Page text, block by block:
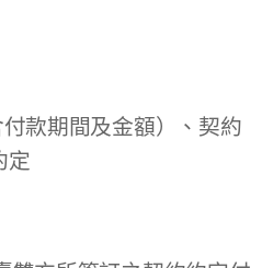
款期間及金額）、契約
定